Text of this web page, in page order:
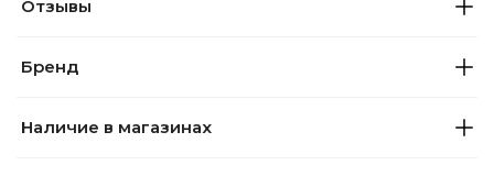
Отзывы
Бренд
Наличие в магазинах